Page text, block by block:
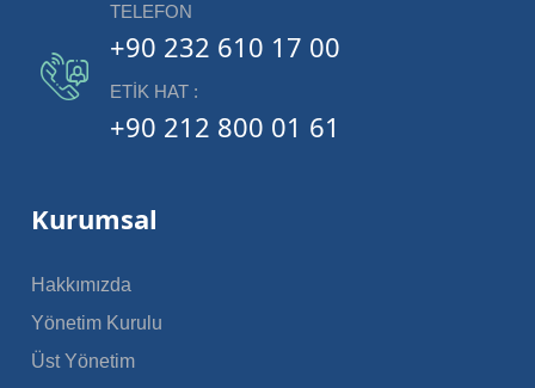
TELEFON
+90 232 610 17 00
ETIK HAT :
+90 212 800 01 61
Kurumsal
Hakkımızda
Yönetim Kurulu
Üst Yönetim